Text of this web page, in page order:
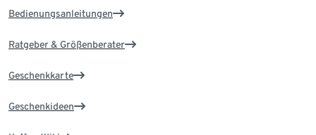
Bedienungsanleitungen
Ratgeber & Größenberater
Geschenkkarte
Geschenkideen